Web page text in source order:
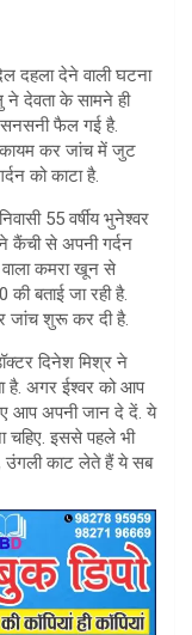
दहला देने वाली घटना
ने देवता के सामने ही
सनसनी फैल गई है.
कायम कर जांच में जुट
को काटा है.
55 वर्षीय भुनेश्वर
कैंची से अपनी गर्दन
कमरा खून से
बताई जा रही है.
जांच शुरू कर दी है.
दिनेश मिश्र ने
है. अगर ईश्वर को आप
आप अपनी जान दे दें. ये
चहिए. इससे पहले भी
उंगली काट लेते हैं ये सब